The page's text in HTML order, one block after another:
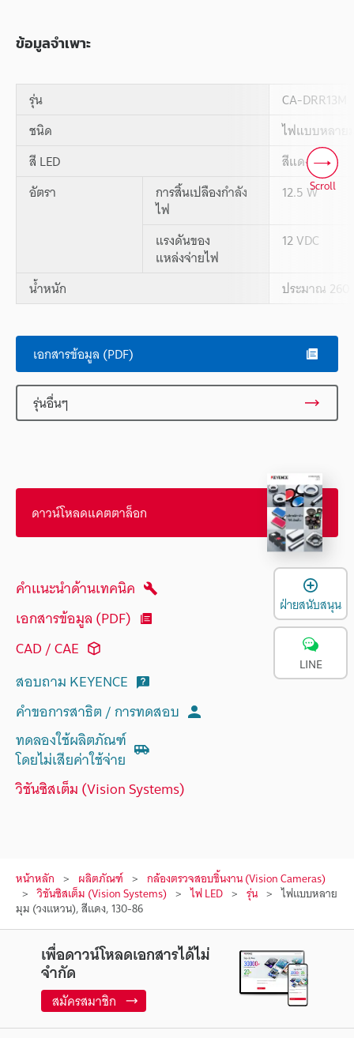
ข้อมูลจำเพาะ
รุ่น
CA-DRR13M
ชนิด
ไฟแบบหลาย
สี LED
สีแดง
อัตรา
การสิ้นเปลืองกำลัง
ไฟ
12.5 W
แรงดันของ
แหล่งจ่ายไฟ
12 VDC
น้ำหนัก ประมาณ 260
Scroll
เอกสารข้อมูล (PDF)
รุ่นอื่นๆ
ดาวน์โหลดแคตตาล็อก
คำแนะนำด้านเทคนิค
เอกสารข้อมูล (PDF)
CAD / CAE
สอบถาม KEYENCE
คำขอการสาธิต / การทดสอบ
ทดลองใช้ผลิตภัณฑ์
โดยไม่เสียค่าใช้จ่าย
วิชันซิสเต็ม (Vision Systems)
หน้าหลัก ผลิตภัณฑ์ กล้องตรวจสอบชิ้นงาน (Vision Cameras)
วิชันซิสเต็ม (Vision Systems) ไฟ LED รุ่น ไฟแบบหลาย
มุม (วงแหวน), สีแดง, 130-86
เพื่อดาวน์โหลดเอกสารได้ไม่
จำกัด
สมัครสมาชิก
ฝ่ายสนับสนุน
LINE